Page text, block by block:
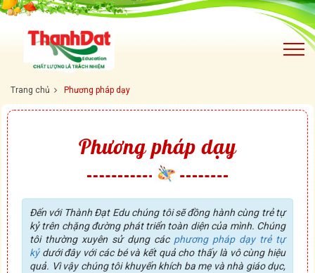
Trang chủ Phương pháp dạy
Phương pháp dạy
Đến với Thành Đạt Edu chúng tôi sẽ đồng hành cùng trẻ tự
kỷ trên chặng đường phát triển toàn diện của mình. Chúng
tôi thường xuyên sử dụng các phương pháp dạy trẻ tự
kỷdưới đây với các bé và kết quả cho thấy là vô cùng hiệu
quả. Vì vậy chúng tôi khuyến khích ba mẹ và nhà giáo dục,